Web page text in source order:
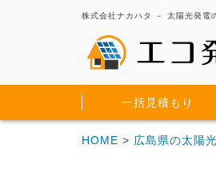
株式会社ナカハタ － 太陽光発電
一括見積もり
HOME > 広島県の太陽